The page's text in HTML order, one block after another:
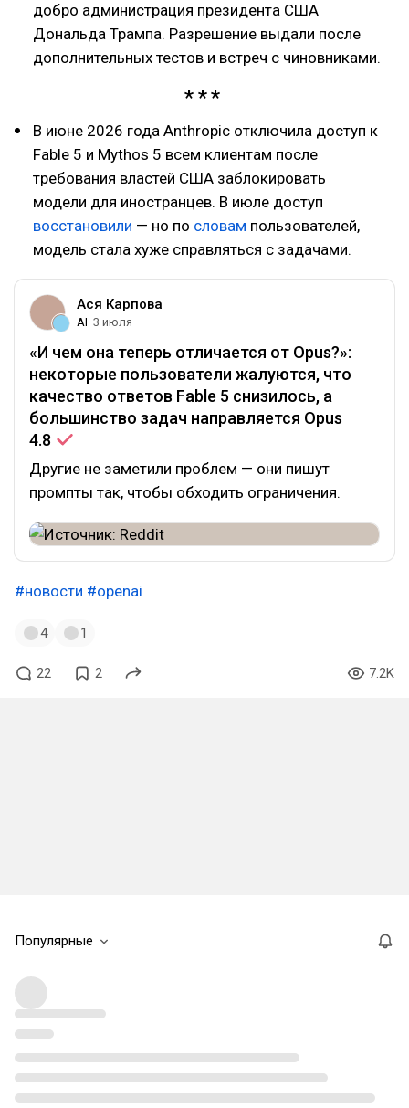
добро администрация президента США
Дональда Трампа. Разрешение выдали после
дополнительных тестов и встреч с чиновниками.
В июне 2026 года Anthropic отключила доступ к
Fable 5 и Mythos 5 всем клиентам после
требования властей США заблокировать
модели для иностранцев. В июле доступ
восстановили — но по словам пользователей,
модель стала хуже справляться с задачами.
Ася Карпова
AI 3 июля
«И чем она теперь отличается от Opus?»:
некоторые пользователи жалуются, что
качество ответов Fable 5 снизилось, а
большинство задач направляется Opus
4.8
Другие не заметили проблем — они пишут
промпты так, чтобы обходить ограничения.
#новости #openai
4 1
22 2 7.2K
Популярные